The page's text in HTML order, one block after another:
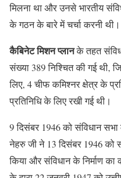
मिलना था और उनसे भारतीय
के गठन के बारे में चर्चा करनी थी।
कैबिनेट मिशन प्लानके तहत
संख्या 389 निश्चित की गई थी,
लिए, 4 चीफ कमिश्नर क्षेत्र के
प्रतिनिधि के लिए रखी गई थी।
9 दिसंबर 1946 को संविधान
नेहरु जी ने 13 दिसंबर 1946 को
किया और संविधान के निर्माण